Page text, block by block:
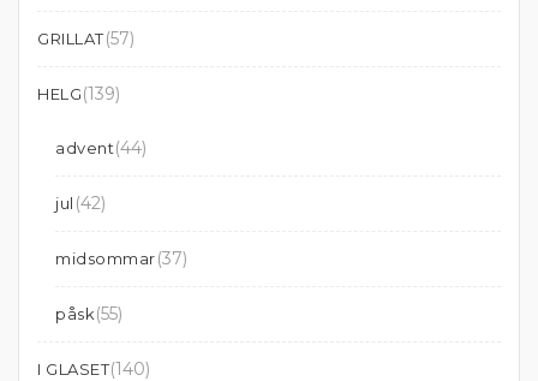
GRILLAT(57)
HELG(139)
advent(44)
jul (42)
midsommar(37)
påsk(55)
I GLASET(140)